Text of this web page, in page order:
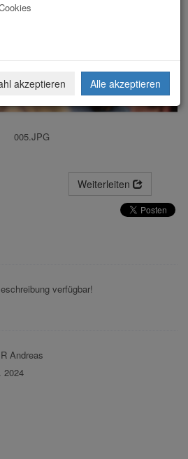
005.JPG
Weiterleiten
verfügbar!
Andreas
2024
akzeptieren Alle akzeptieren